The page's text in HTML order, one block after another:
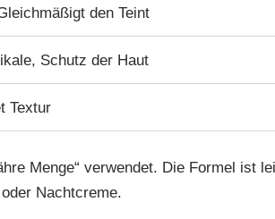
den Teint
Schutz der Haut
Textur
Menge“ verwendet. Die Formel ist
Nachtcreme.